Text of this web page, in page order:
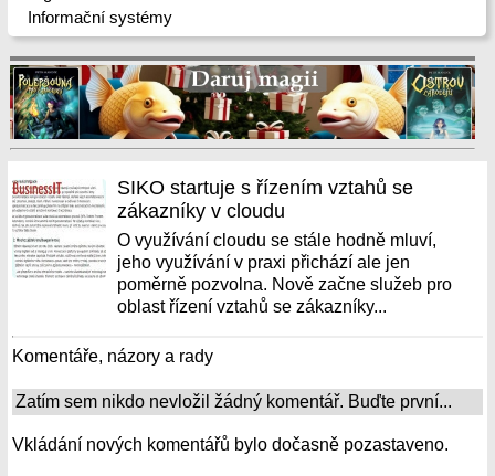
Informační systémy
SIKO startuje s řízením vztahů se
zákazníky v cloudu
O využívání cloudu se stále hodně mluví,
jeho využívání v praxi přichází ale jen
poměrně pozvolna. Nově začne služeb pro
oblast řízení vztahů se zákazníky...
Komentáře, názory a rady
Zatím sem nikdo nevložil žádný komentář. Buďte první...
Vkládání nových komentářů bylo dočasně pozastaveno.